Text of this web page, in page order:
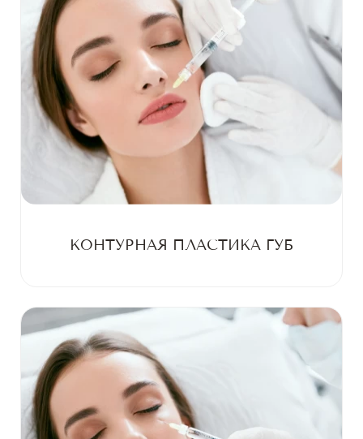
КОНТУРНАЯ ПЛАСТИКА ГУБ